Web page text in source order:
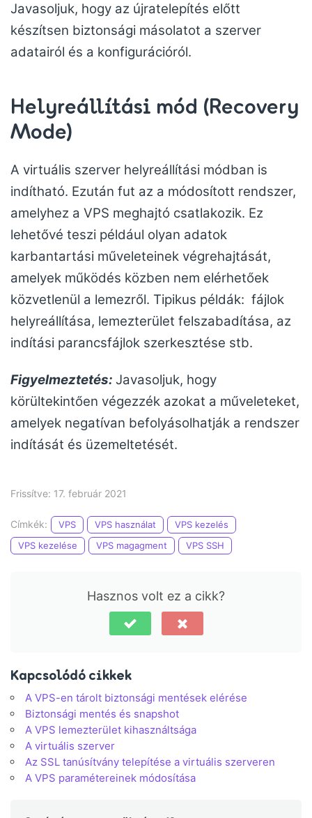
Javasoljuk, hogy az újratelepítés előtt
készítsen biztonsági másolatot a szerver
adatairól és a konfigurációról.
Helyreállítási mód (Recovery
Mode)
A virtuális szerver helyreállítási módban is
indítható. Ezután fut az a módosított rendszer,
amelyhez a VPS meghajtó csatlakozik. Ez
lehetővé teszi például olyan adatok
karbantartási műveleteinek végrehajtását,
amelyek működés közben nem elérhetőek
közvetlenül a lemezről. Tipikus példák: fájlok
helyreállítása, lemezterület felszabadítása, az
indítási parancsfájlok szerkesztése stb.
Figyelmeztetés: Javasoljuk, hogy
körültekintően végezzék azokat a műveleteket,
amelyek negatívan befolyásolhatják a rendszer
indítását és üzemeltetését.
Frissítve: 17. február 2021
Címkék: VPS VPS használat
VPS kezelés
VPS kezelése
VPS magagment VPS SSH
Hasznos volt ez a cikk?
Kapcsolódó cikkek
A VPS-en tárolt biztonsági mentések elérése
Biztonsági mentés és snapshot
A VPS lemezterület kihasználtsága
A virtuális szerver
Az SSL tanúsítvány telepítése a virtuális szerveren
A VPS paramétereinek módosítása